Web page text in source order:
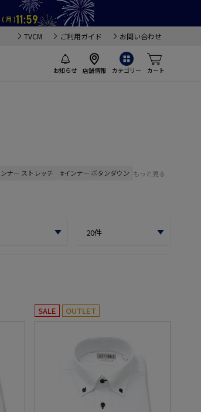
TVCM ご利用ガイド お問い合わせ
お知らせ 店舗情報 カテゴリー カート
ナー ストレッチ #インナー ボタンダウン もっと見る
SALE OUTLET